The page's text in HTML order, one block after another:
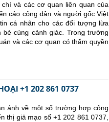
và các cơ quan liên quan của
cáo công dân và người gốc Việt
cá nhân cho các đối tượng lừa
cùng cảnh giác. Trong trường
và các cơ quan có thẩm quyền
+1 202 861 0737
ánh về một số trường hợp công
thị giả mạo số +1 202 861 0737,